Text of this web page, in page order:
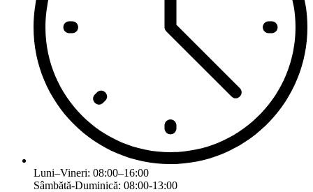
Luni–Vineri: 08:00–16:00
Sâmbătă-Duminică: 08:00-13:00